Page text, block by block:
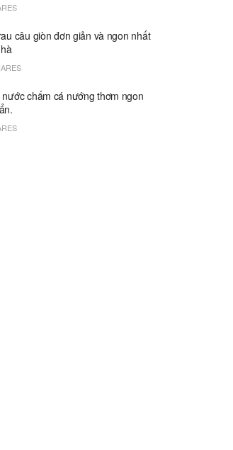
câu giòn đơn giản và ngon nhất
chấm cá nướng thơm ngon